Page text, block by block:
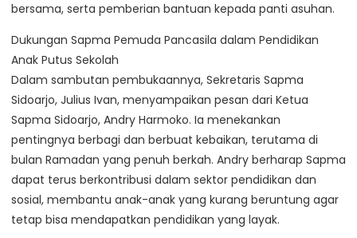
bersama, serta pemberian bantuan kepada panti asuhan.
Dukungan Sapma Pemuda Pancasila dalam Pendidikan
Anak Putus Sekolah
Dalam sambutan pembukaannya, Sekretaris Sapma
Sidoarjo, Julius Ivan, menyampaikan pesan dari Ketua
Sapma Sidoarjo, Andry Harmoko. Ia menekankan
pentingnya berbagi dan berbuat kebaikan, terutama di
bulan Ramadan yang penuh berkah. Andry berharap Sapma
dapat terus berkontribusi dalam sektor pendidikan dan
sosial, membantu anak-anak yang kurang beruntung agar
tetap bisa mendapatkan pendidikan yang layak.